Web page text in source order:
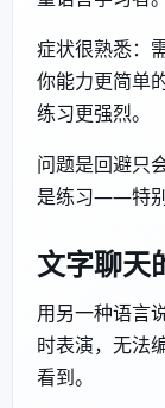
症状很熟悉：
你能力更简单
练习更强烈。
问题是回避只
是练习——特别
文字聊天
用另一种语言
时表演，无法
看到。